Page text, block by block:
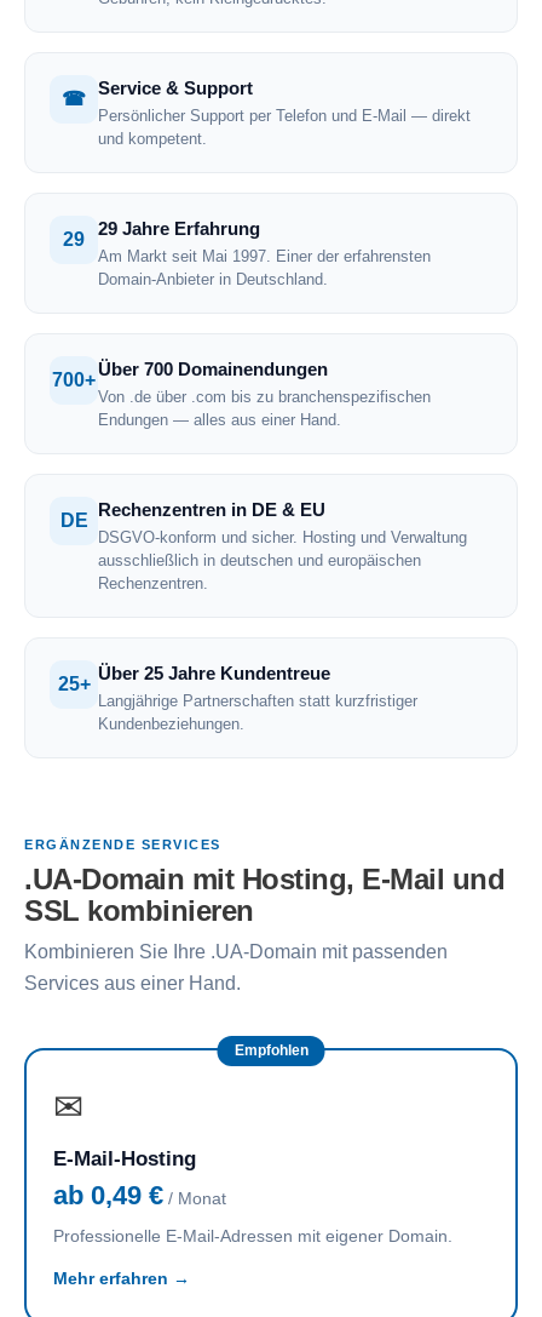
☎
Service & Support
Persönlicher Support per Telefon und E-Mail — direkt
und kompetent.
29
29 Jahre Erfahrung
Am Markt seit Mai 1997. Einer der erfahrensten
Domain-Anbieter in Deutschland.
700+
Über 700 Domainendungen
Von .de über .com bis zu branchenspezifischen
Endungen — alles aus einer Hand.
DE
Rechenzentren in DE & EU
DSGVO-konform und sicher. Hosting und Verwaltung
ausschließlich in deutschen und europäischen
Rechenzentren.
25+
Über 25 Jahre Kundentreue
Langjährige Partnerschaften statt kurzfristiger
Kundenbeziehungen.
ERGÄNZENDE SERVICES
.UA-Domain mit Hosting, E-Mail und
SSL kombinieren
Kombinieren Sie Ihre .UA-Domain mit passenden
Services aus einer Hand.
Empfohlen
✉
E-Mail-Hosting
ab 0,49 € / Monat
Professionelle E-Mail-Adressen mit eigener Domain.
Mehr erfahren →